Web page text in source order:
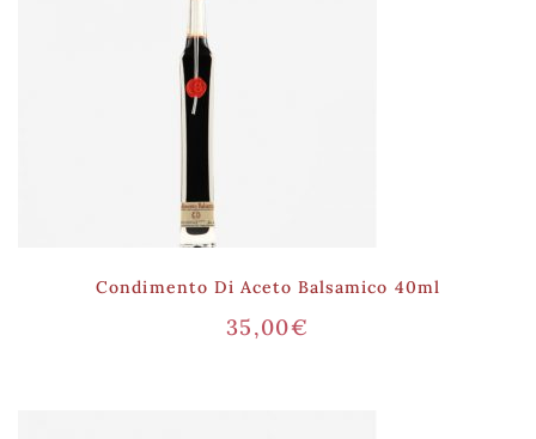
Condimento Di Aceto Balsamico 40ml
35,00€